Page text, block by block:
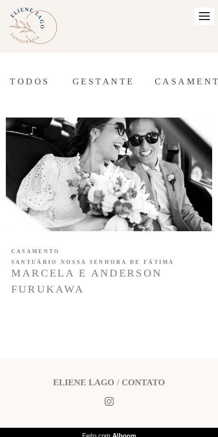
TODOS GESTANTE
MARCELA E ANDERSON
FURUKAWA
CASAMENTO
SANTUÁRIO NOSSA SENHORA DE FÁTIMA
ELIENE LAGO / CONTATO